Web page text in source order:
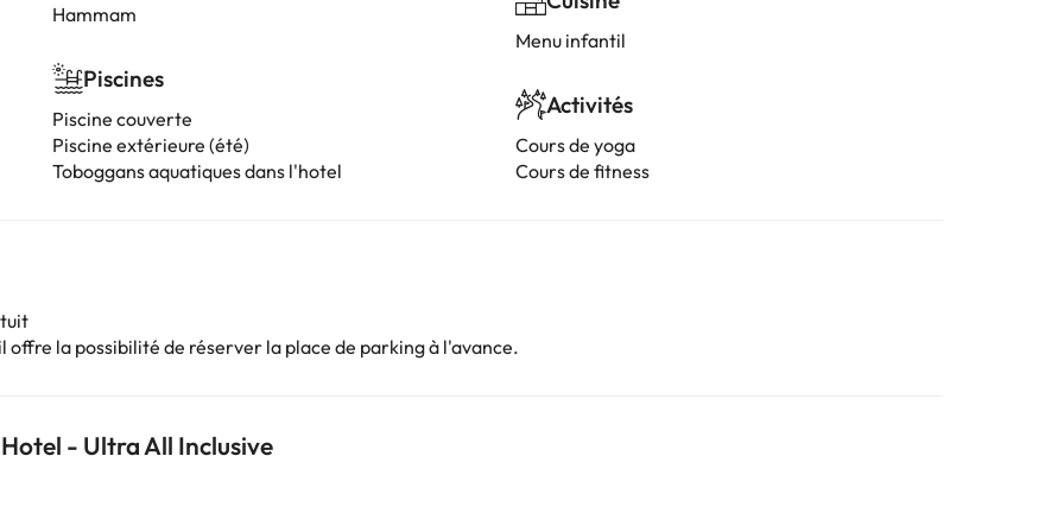
Hammam
Piscines
Piscine couverte
Piscine extérieure (été)
Toboggans aquatiques dans l'hotel
Menu infantil
Activités
Cours de yoga
Cours de fitness
la possibilité de réserver la place de parking à l'avance.
- Ultra All Inclusive